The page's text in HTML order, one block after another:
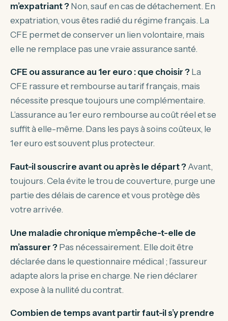
m’expatriant ? Non, sauf en cas de détachement. En
expatriation, vous êtes radié du régime français. La
CFE permet de conserver un lien volontaire, mais
elle ne remplace pas une vraie assurance santé.
CFE ou assurance au 1er euro : que choisir ? La
CFE rassure et rembourse au tarif français, mais
nécessite presque toujours une complémentaire.
L’assurance au 1er euro rembourse au coût réel et se
suffit à elle-même. Dans les pays à soins coûteux, le
1er euro est souvent plus protecteur.
Faut-il souscrire avant ou après le départ ?Avant,
toujours. Cela évite le trou de couverture, purge une
partie des délais de carence et vous protège dès
votre arrivée.
Une maladie chronique m’empêche-t-elle de
m’assurer ? Pas nécessairement. Elle doit être
déclarée dans le questionnaire médical ; l’assureur
adapte alors la prise en charge. Ne rien déclarer
expose à la nullité du contrat.
Combien de temps avant partir faut-il s’y prendre